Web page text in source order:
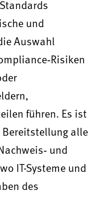
und
Auswahl
führen. Es ist
alle
und
IT-Systeme und
des